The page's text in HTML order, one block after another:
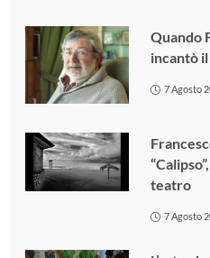
Quando
incantò
7 Agosto
teatro
7 Agosto